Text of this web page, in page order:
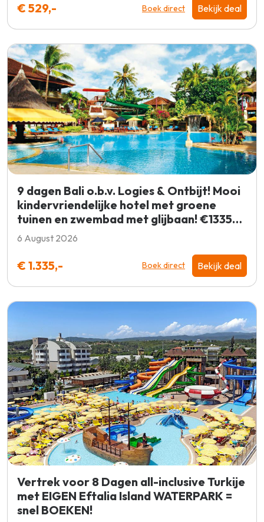
€ 529,- Boek direct Bekijk deal
9 dagen Bali o.b.v. Logies & Ontbijt! Mooi
kindervriendelijke hotel met groene
tuinen en zwembad met glijbaan! €1335
p.p. = KOOPJE
6 August 2026
€ 1.335,- Boek direct Bekijk deal
Vertrek voor 8 Dagen all-inclusive Turkije
met EIGEN Eftalia Island WATERPARK =
snel BOEKEN!